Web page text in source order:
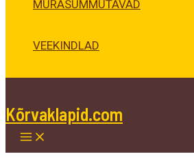
MÜRASUMMUTAVAD
VEEKINDLAD
Kõrvaklapid.com